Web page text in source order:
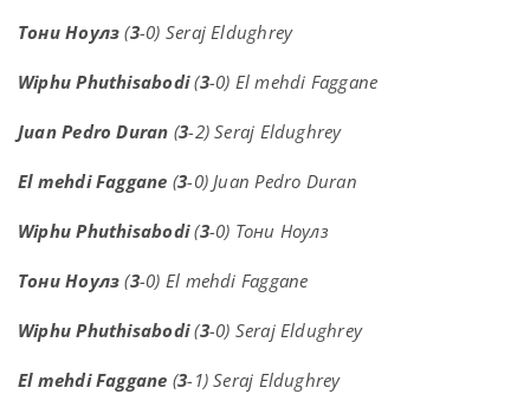
Тони Ноулз (3-0) Seraj Eldughrey
Wiphu Phuthisabodi(3-0) El mehdi Faggane
Juan Pedro Duran (3-2) Seraj Eldughrey
El mehdi Faggane (3-0) Juan Pedro Duran
Wiphu Phuthisabodi(3-0) Тони Ноулз
Тони Ноулз (3-0) El mehdi Faggane
Wiphu Phuthisabodi(3-0) Seraj Eldughrey
El mehdi Faggane (3-1) Seraj Eldughrey